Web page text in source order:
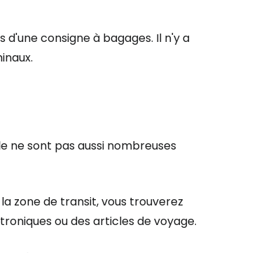
consigne à bagages. Il n'y a
ne sont pas aussi nombreuses
zone de transit, vous trouverez
ou des articles de voyage.